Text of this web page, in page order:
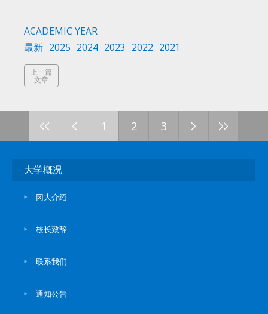
ACADEMIC YEAR
最新 2025 2024 2023 2022 2021
上一篇
文章
<< < 1 2 3 > >>
大学概况
冈大介绍
校长致辞
联系我们
通知公告